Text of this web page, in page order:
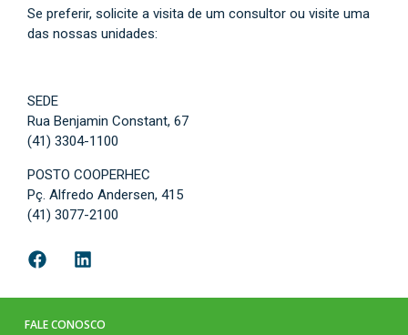
Se preferir, solicite a visita de um consultor ou visite uma
das nossas unidades:
SEDE
Rua Benjamin Constant, 67
(41) 3304-1100
POSTO COOPERHEC
Pç. Alfredo Andersen, 415
(41) 3077-2100
FALE CONOSCO